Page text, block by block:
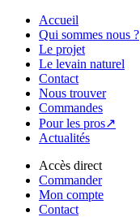
Accueil
Qui sommes nous ?
Le projet
Le levain naturel
Contact
Nous trouver
Commandes
Pour les pros↗
Actualités
Accès direct
Commander
Mon compte
Contact